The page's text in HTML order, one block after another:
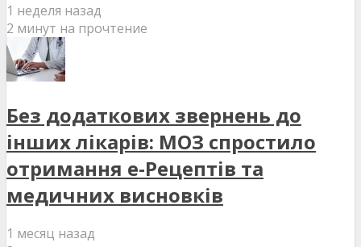
1 неделя назад
2 минут на прочтение
Без додаткових звернень до
інших лікарів: МОЗ спростило
отримання е-Рецептів та
медичних висновків
1 месяц назад